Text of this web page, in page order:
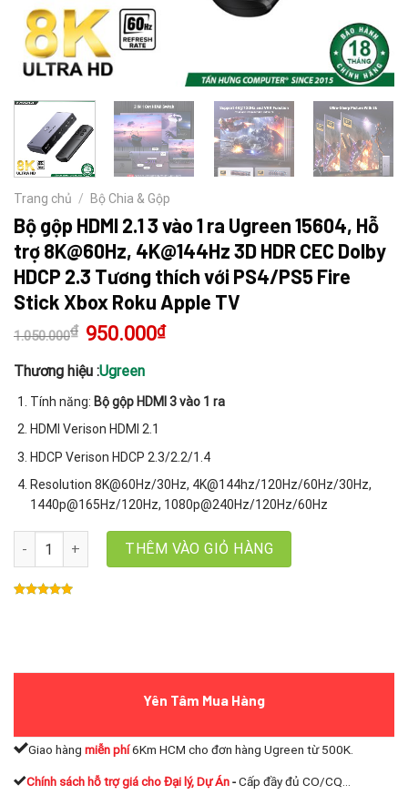
Trang chủ / Bộ Chia & Gộp
Bộ gộp HDMI 2.1 3 vào 1 ra Ugreen 15604, Hỗ
trợ 8K@60Hz, 4K@144Hz 3D HDR CEC Dolby
HDCP 2.3 Tương thích với PS4/PS5 Fire
Stick Xbox Roku Apple TV
1.050.000₫ Giá
gốc
1.050.000₫.
950.000₫Giá
hiện
Thương hiệu :Ugreen
Tính năng: Bộ gộp HDMI 3 vào 1 ra
HDMI Verison HDMI 2.1
HDCP Verison HDCP 2.3/2.2/1.4
Resolution 8K@60Hz/30Hz, 4K@144hz/120Hz/60Hz/30Hz,
1440p@165Hz/120Hz, 1080p@240Hz/120Hz/60Hz
Bộ gộp HDMI 2.1 3 vào 1 ra Ugreen 15604, Hỗ trợ 8K@60Hz,
THÊM VÀO GIỎ HÀNG
Yên Tâm Mua Hàng
Giao hàng miễn phí6Km HCM cho đơn hàng Ugreen từ 500K.
Chính sách hỗ trợ giá cho Đại lý, Dự Án-Cấp đầy đủ CO/CQ...